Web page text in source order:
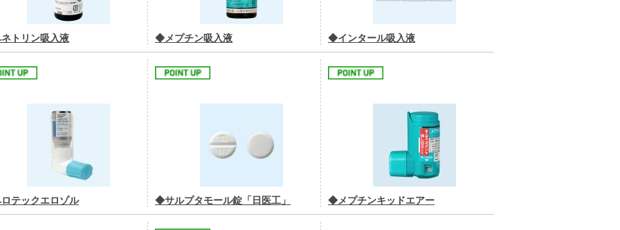
トリン吸入液 ◆メプチン吸入液 ◆インタール吸入液
テックエロゾル ◆サルプタモール錠「日医工」 ◆メプチンキッドエアー